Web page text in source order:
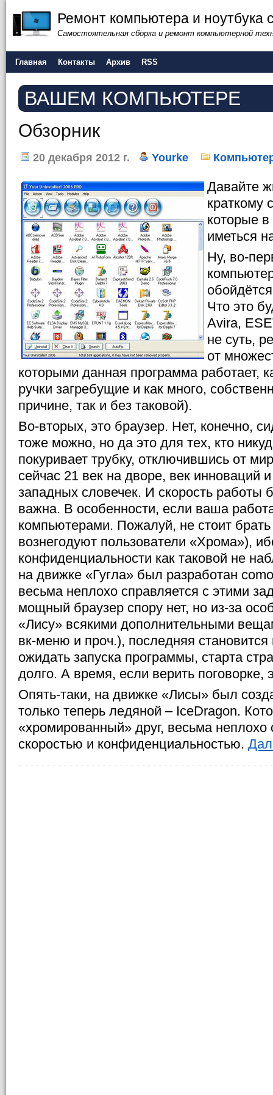
Ремонт компьютера и ноутбука
Самостоятельная сборка и ремонт компьютерной
Главная Контакты Архив RSS
ВАШЕМ КОМПЬЮТЕРЕ
Обзорник
20 декабря 2012 г. Yourke
Давайте
краткому
которые
иметься
Ну, во-
Что это
Avira,
не суть,
от
которыми данная программа работает,
ручки загребущие и как много,
причине, так и без таковой).
Во-вторых, это браузер. Нет, конечно,
тоже можно, но да это для тех, кто
покуривает трубку, отключившись от
сейчас 21 век на дворе, век инноваций
западных словечек. И скорость работы
важна. В особенности, если ваша
компьютерами. Пожалуй, не стоит
вознегодуют пользователи «Хрома»),
конфиденциальности как таковой не
на движке «Гугла» был разработан
весьма неплохо справляется с этими
мощный браузер спору нет, но из-за
«Лису» всякими дополнительными
вк-меню и проч.), последняя становится
ожидать запуска программы, старта
долго. А время, если верить поговорке,
Опять-таки, на движке «Лисы» был
только теперь ледяной – IceDragon.
«хромированный» друг, весьма неплохо
скоростью и конфиденциальностью.